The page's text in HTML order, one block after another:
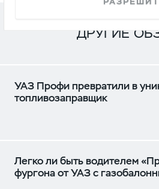
ДРУГИЕ
УАЗ Профи превратили в
топливозаправщик
Легко ли быть водителем
фургона от УАЗ с